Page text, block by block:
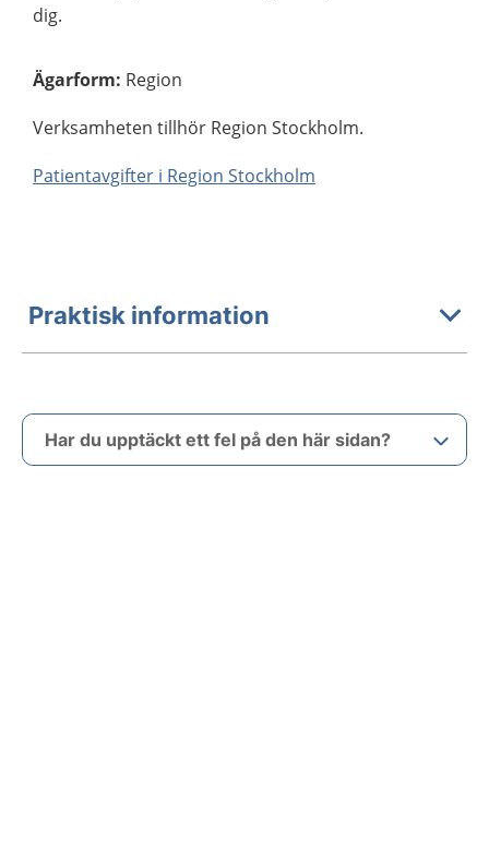
dig.
Ägarform: Region
Verksamheten tillhör Region Stockholm.
Patientavgifter i Region Stockholm
Praktisk information
Har du upptäckt ett fel på den här sidan?